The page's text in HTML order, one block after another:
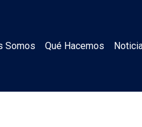
Somos Qué Hacemos